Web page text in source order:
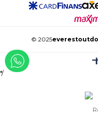
© 2025
*/
WHATSAPP İLE